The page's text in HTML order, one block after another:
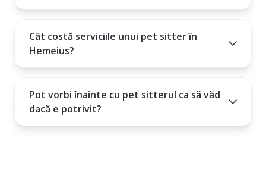
Cât costă serviciile unui pet sitter în
Hemeius?
Pot vorbi înainte cu pet sitterul ca să văd
dacă e potrivit?